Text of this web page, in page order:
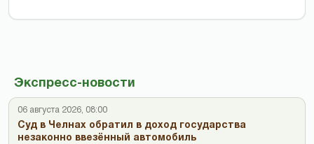
Экспресс-новости
06 августа 2026, 08:00
Суд в Челнах обратил в доход государства
незаконно ввезённый автомобиль